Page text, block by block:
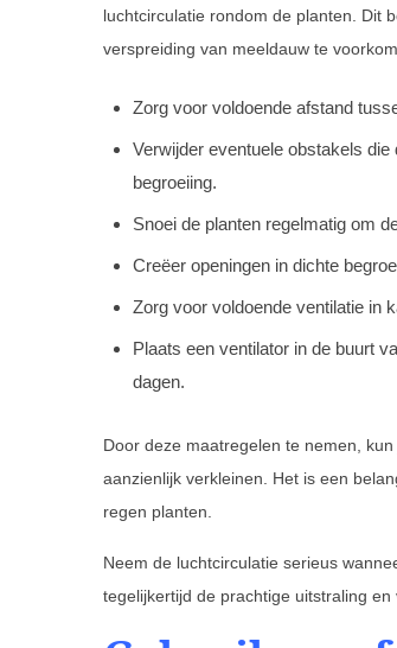
luchtcirculatie rondom de planten. Dit
verspreiding van meeldauw te
Zorg voor voldoende afstand
Verwijder eventuele obstakels
begroeiing.
Snoei de planten regelmatig om
Creëer openingen in dichte
Zorg voor voldoende ventilatie in
Plaats een ventilator in de buurt
dagen.
Door deze maatregelen te nemen,
aanzienlijk verkleinen. Het is een
regen planten.
Neem de luchtcirculatie serieus
tegelijkertijd de prachtige uitstraling